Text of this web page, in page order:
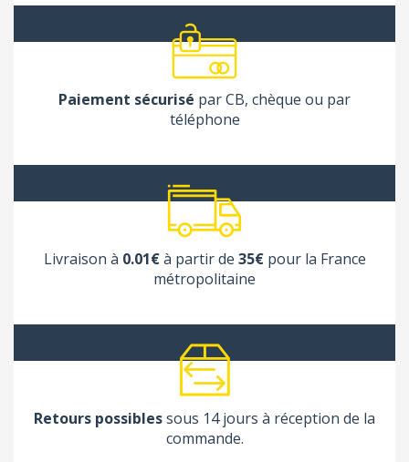
Paiement sécurisé par CB, chèque ou par
téléphone
Livraison à 0.01€à partir de 35€pour la France
métropolitaine
Retours possiblessous 14 jours à réception de la
commande.